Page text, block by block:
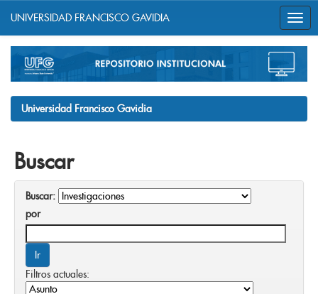
navigation
UNIVERSIDAD FRANCISCO GAVIDIA
Universidad Francisco Gavidia
Buscar
Buscar:
por
Filtros actuales: